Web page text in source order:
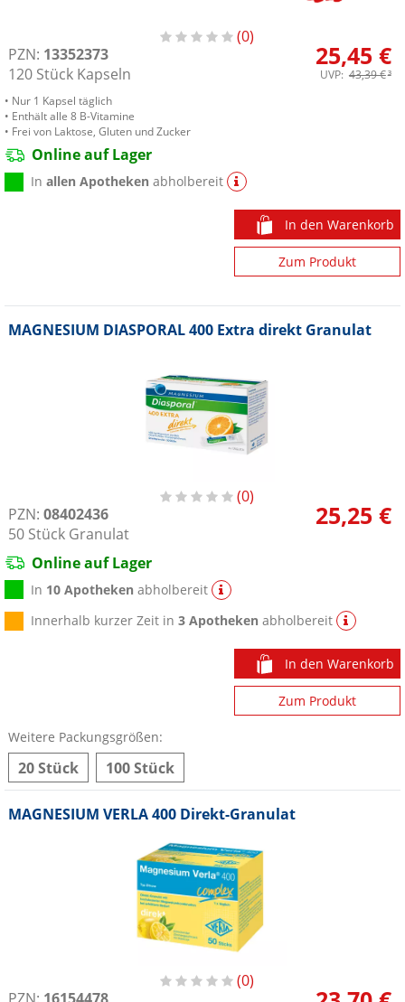
0
PZN: 13352373
120 Stück Kapseln
25,45 €
UVP: 43,39 €³
• Nur 1 Kapsel täglich
• Enthält alle 8 B-Vitamine
• Frei von Laktose, Gluten und Zucker
Online auf Lager
Inallen Apotheken abholbereit
In den Warenkorb
Zum Produkt
MAGNESIUM DIASPORAL 400 Extra direkt Granulat
0
PZN: 08402436
50 Stück Granulat
25,25 €
Online auf Lager
In 10 Apotheken abholbereit
Innerhalb kurzer Zeit in3 Apotheken abholbereit
In den Warenkorb
Zum Produkt
Weitere Packungsgrößen:
20 Stück 100 Stück
MAGNESIUM VERLA 400 Direkt-Granulat
0